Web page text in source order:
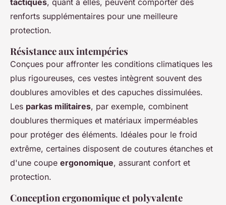
tactiques, quant à elles, peuvent comporter des
renforts supplémentaires pour une meilleure
protection.
Résistance aux intempéries
Conçues pour affronter les conditions climatiques les
plus rigoureuses, ces vestes intègrent souvent des
doublures amovibles et des capuches dissimulées.
Les parkas militaires, par exemple, combinent
doublures thermiques et matériaux imperméables
pour protéger des éléments. Idéales pour le froid
extrême, certaines disposent de coutures étanches et
d'une coupe ergonomique, assurant confort et
protection.
Conception ergonomique et polyvalente